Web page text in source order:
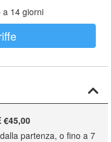
a 14 giorni
€45,00
partenza, o fino a 7